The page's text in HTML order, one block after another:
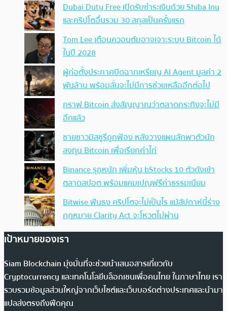
Dubai Duty Free เปิดรับชำระเงินด้วย Shiba Inu
และคริปโตอื่นรวม 30 สกุลเป็นครั้งแรก
Tom Lee เตือนควอนตัมอาจเจาะระบบ Bitcoin ได้
ในปี 2028
ผู้ก่อตั้งประกาศปิดฉากเหรียญ AI Agent มูลค่า 2
พันล้าน พร้อมลั่นจะไม่มีการช่วยเหลืออีกต่อไป
กราฟ Bitcoin ส่งสัญญาณว่าตลาดกระทิงจะไม่มี
อีกแล้ว
ชายชาวมิสซูรีถูกฟ้อง หลังวางแผนลักพาตัวนัก
ลงทุน Bitcoin เพื่อเรียกค่าไถ่
Binance รุกหนัก เพิ่มหุ้น bStocks 10 ตัวดังเข้า
ตลาดสปอต พร้อมแคมเปญฟรีค่าธรรมเนียม
Bitwise ฟันธง คริปโตจะไม่เป็นไร แม้สัปดาห์นี้ร่าง
กฎหมาย Clarity Act จะโหวตไม่ผ่าน
เป้าหมายของเรา
Siam Blockchain มุ่งมั่นที่จะช่วยนำเสนอสารเกี่ยวกับ
Cryptocurrency และเทคโนโลยีบล็อกเชนเพื่อคนไทย ในภาษาไทย เรา
รวบรวมข้อมูลส่วนใหญ่จากเว็บไซต์และเว็บบอร์ดต่างประเทศและนำมา
แปลส่งตรงถึงฟีดคุณ